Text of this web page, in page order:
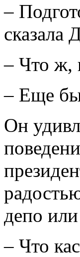
–
сказала
– Что ж,
– Еще
Он
депо
– Что